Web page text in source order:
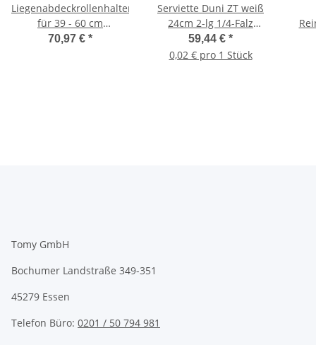
Liegenabdeckrollenhalter
für 39 - 60 cm
Rollenbreite Liegen- und
70,97 € *
Serviette Duni ZT weiß
24cm 2-lg 1/4-Falz
VE=8x300=2400Stück
59,44 € *
0,02 € pro 1 Stück
Tomy GmbH
Bochumer Landstraße 349-351
45279 Essen
Telefon Büro: 0201 / 50 794 981